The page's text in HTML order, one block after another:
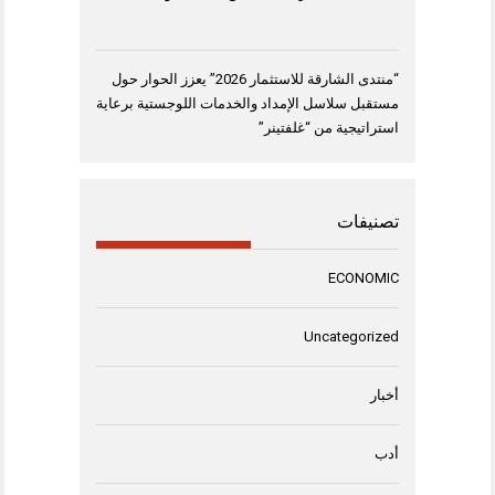
“منتدى الشارقة للاستثمار 2026” يعزز الحوار حول
مستقبل سلاسل الإمداد والخدمات اللوجستية برعاية
استراتيجية من “غلفتينر”
تصنيفات
ECONOMIC
Uncategorized
أخبار
أدب